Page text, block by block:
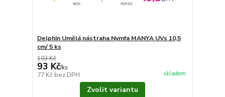
Delphin Umělá nástraha Nymfa MANYA UVs 10,5
cm/ 5 ks
103 Kč
93 Kč/ks
77 Kč bez DPH skladem
Zvolit variantu